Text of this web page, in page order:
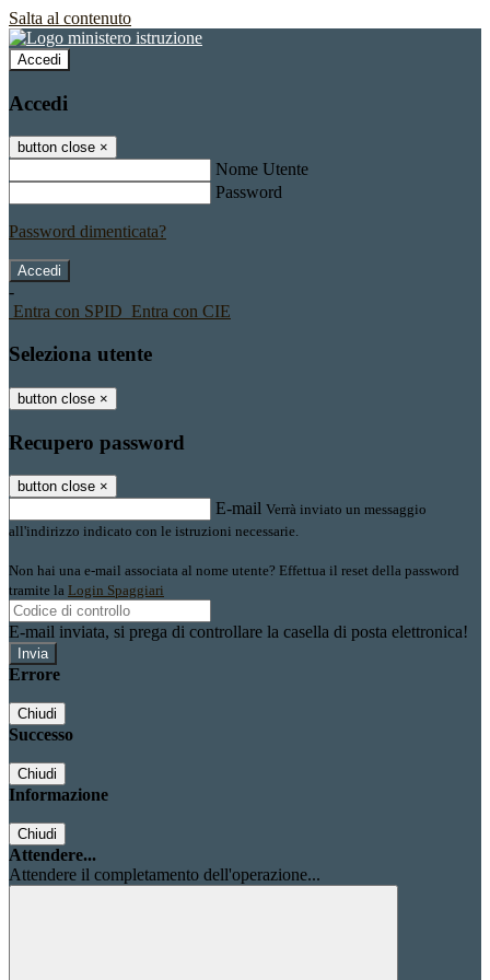
Salta al contenuto
Accedi
Accedi
button close ×
Nome Utente
Password
Password dimenticata?
-
Entra con SPID Entra con CIE
Seleziona utente
button close ×
Recupero password
button close ×
E-mail Verrà inviato un messaggio
all'indirizzo indicato con le istruzioni necessarie.
Non hai una e-mail associata al nome utente? Effettua il reset della password
tramite la Login Spaggiari
E-mail inviata, si prega di controllare la casella di posta elettronica!
Errore
Chiudi
Successo
Chiudi
Informazione
Chiudi
Attendere...
Attendere il completamento dell'operazione...